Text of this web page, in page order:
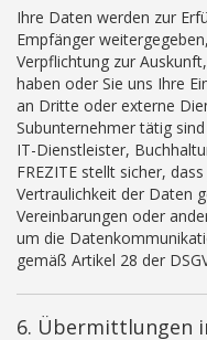
Ihre Daten werden zur
Empfänger
Verpflichtung zur
haben oder Sie uns Ihre
an Dritte oder externe
Subunternehmer tätig
IT-Dienstleister,
FREZITE stellt sicher,
Vertraulichkeit der Daten
Vereinbarungen oder
um die
gemäß Artikel 28 der
6. Übermittlungen